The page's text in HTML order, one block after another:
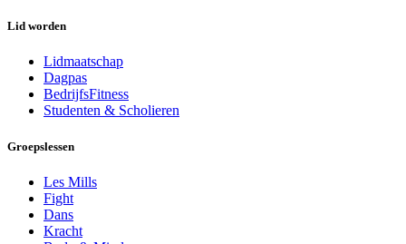
Lid worden
Lidmaatschap
Dagpas
BedrijfsFitness
Studenten & Scholieren
Groepslessen
Les Mills
Fight
Dans
Kracht